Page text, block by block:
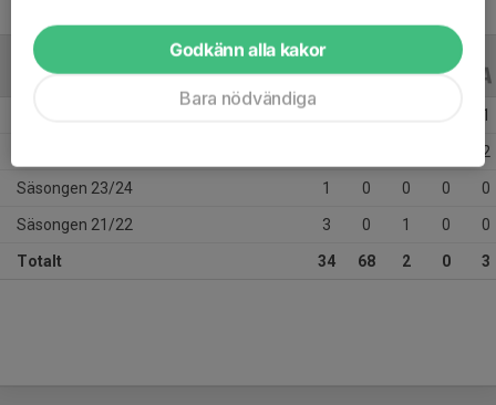
ALLA SERIER ALLA ÅR
1
2
Säsongen 23/24 1 0 0 0 0
Säsongen 21/22 3 0 1 0 0
Totalt 34 68 2 0 3
Godkänn alla kakor
Bara nödvändiga